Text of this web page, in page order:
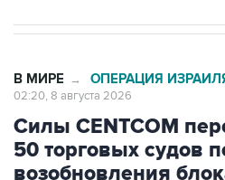
Силы CENTCOM
50 торговых судов
возобновления